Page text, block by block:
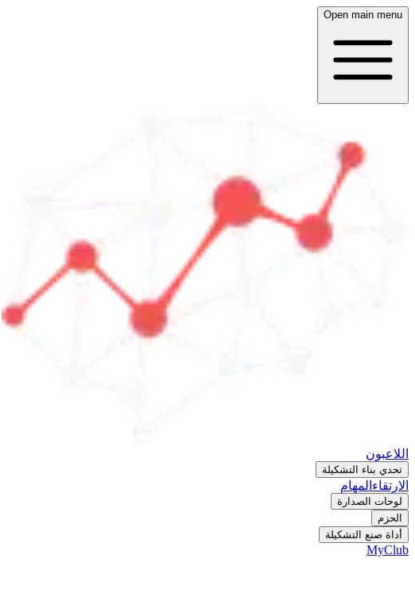
Open main menu
اللاعبون
تحدي بناء التشكيلة
الارتقاء المهام
لوحات الصدارة
الحزم
أداة صنع التشكيلة
MyClub